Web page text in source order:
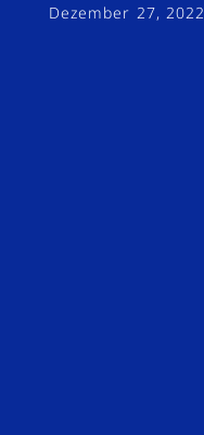
Dezember 27, 2022